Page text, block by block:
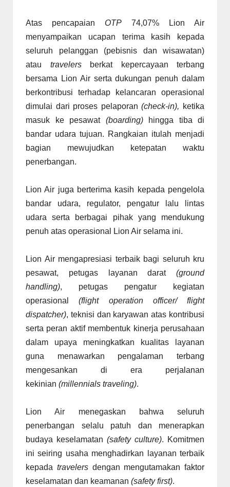
Atas pencapaian OTP 74,07% Lion Air
menyampaikan ucapan terima kasih kepada
seluruh pelanggan (pebisnis dan wisawatan)
atau travelersberkat kepercayaan terbang
bersama Lion Air serta dukungan penuh dalam
berkontribusi terhadap kelancaran operasional
dimulai dari proses pelaporan(check-in), ketika
masuk ke pesawat(boarding)hingga tiba di
bandar udara tujuan. Rangkaian itulah menjadi
bagian mewujudkan ketepatan waktu
penerbangan.
Lion Air juga berterima kasih kepada pengelola
bandar udara, regulator, pengatur lalu lintas
udara serta berbagai pihak yang mendukung
penuh atas operasional Lion Air selama ini.
Lion Air mengapresiasi terbaik bagi seluruh kru
pesawat, petugas layanan darat (ground
handling), petugas pengatur kegiatan
operasional(flight operation officer/ flight
dispatcher), teknisi dan karyawan atas kontribusi
serta peran aktif membentuk kinerja perusahaan
dalam upaya meningkatkan kualitas layanan
guna menawarkan pengalaman terbang
mengesankan di era perjalanan
kekinian (millennials traveling).
Lion Air menegaskan bahwa seluruh
penerbangan selalu patuh dan menerapkan
budaya keselamatan (safety culture). Komitmen
ini seiring usaha menghadirkan layanan terbaik
kepada travelers dengan mengutamakan faktor
keselamatan dan keamanan (safety first).